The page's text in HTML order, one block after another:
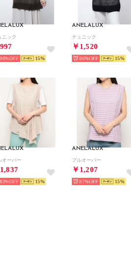
ニック
90% 15
ANELALUX
チュニック
￥1,520
86% 15
オーバー
83% 15
ANELALUX
プルオーバー
￥1,207
87% 15